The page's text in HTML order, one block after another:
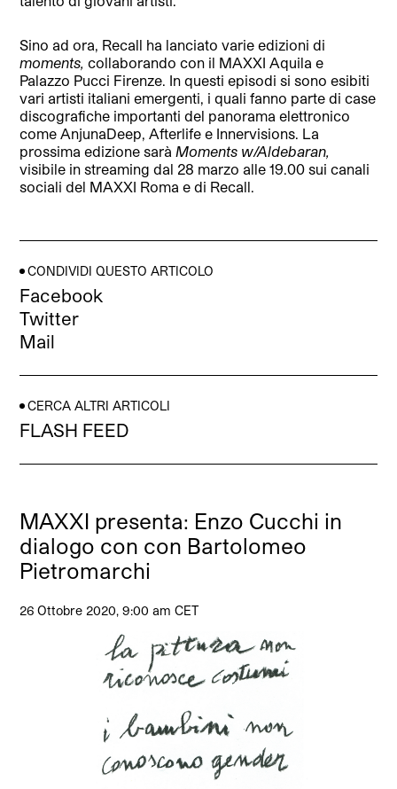
Sino ad ora, Recall ha lanciato varie edizioni di
moments,collaborando con il MAXXI Aquila e
Palazzo Pucci Firenze. In questi episodi si sono esibiti
vari artisti italiani emergenti, i quali fanno parte di case
discografiche importanti del panorama elettronico
come AnjunaDeep, Afterlife e Innervisions. La
prossima edizione saràMoments w/Aldebaran,
visibile in streaming dal 28 marzo alle 19.00 sui canali
sociali del MAXXI Roma e di Recall.
CONDIVIDI QUESTO ARTICOLO
Facebook
Twitter
Mail
CERCA ALTRI ARTICOLI
FLASH FEED
MAXXI presenta: Enzo Cucchi in
dialogo con con Bartolomeo
Pietromarchi
26 Ottobre 2020, 9:00 am CET